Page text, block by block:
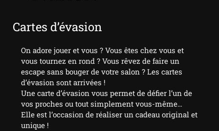
Cartes d’évasion
On adore jouer et vous ? Vous êtes chez vous et
vous tournez en rond ? Vous rêvez de faire un
escape sans bouger de votre salon ? Les cartes
d’évasion sont arrivées !
Une carte d’évasion vous permet de défier l’un de
vos proches ou tout simplement vous-même…
Elle est l’occasion de réaliser un cadeau original et
unique !